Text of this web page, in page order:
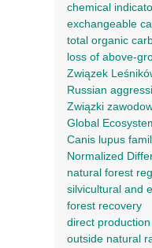
chemical
exchangeable
total organic
loss of above-
Związek
Russian
Związki
Global
Canis lupus
Normalized
natural forest
silvicultural and
forest recovery
direct
outside natural